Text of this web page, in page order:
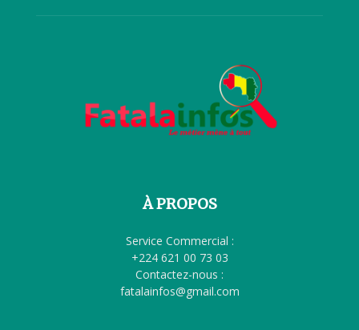
À PROPOS
Service Commercial :
+224 621 00 73 03
Contactez-nous :
fatalainfos@gmail.com